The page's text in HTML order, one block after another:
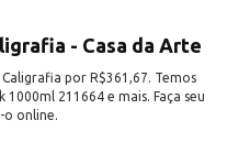
- Casa da Arte
por R$361,67. Temos
211664 e mais. Faça seu
o online.